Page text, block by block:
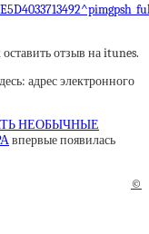
отзыв на itunes.
адрес электронного
НЕОБЫЧНЫЕ
впервые появилась
©